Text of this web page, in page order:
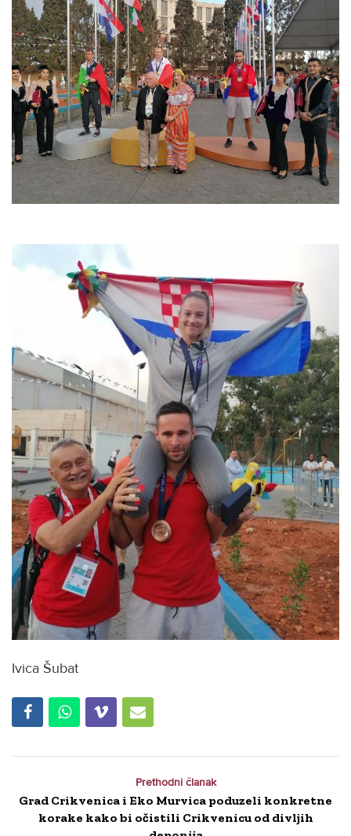
Ivica Šubat
Prethodni članak
Grad Crikvenica i Eko Murvica poduzeli konkretne
korake kako bi očistili Crikvenicu od divljih